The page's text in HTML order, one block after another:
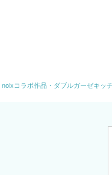
noixコラボ作品・ダブルガーゼキッ